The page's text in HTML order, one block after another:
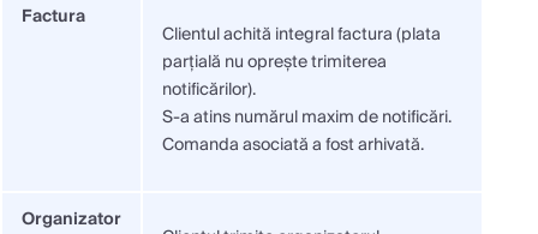
Factura
Clientul achită integral factura (plata
parțială nu oprește trimiterea
notificărilor).
S-a atins numărul maxim de notificări.
Comanda asociată a fost arhivată.
Organizator